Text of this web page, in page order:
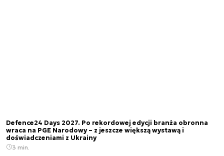
Defence24 Days 2027. Po rekordowej edycji branża obronna
wraca na PGE Narodowy – z jeszcze większą wystawą i
doświadczeniami z Ukrainy
3 min.